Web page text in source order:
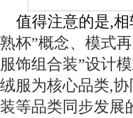
值得注意的是,相
熟杯”概念、模式
服饰组合装”设计
绒服为核心品类,
装等品类同步发展